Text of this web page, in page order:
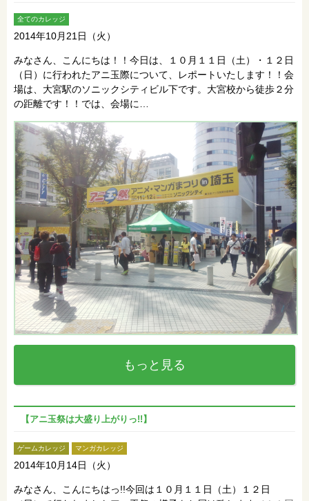
全てのカレッジ
2014年10月21日（火）
みなさん、こんにちは！！今日は、１０月１１日（土）・１２日
（日）に行われたアニ玉際について、レポートいたします！！会
場は、大宮駅のソニックシティビル下です。大宮校から徒歩２分
の距離です！！では、会場に…
もっと見る
【アニ玉祭は大盛り上がりっ!!】
ゲームカレッジ マンガカレッジ
2014年10月14日（火）
みなさん、こんにちはっ!!今回は１０月１１日（土）１２日